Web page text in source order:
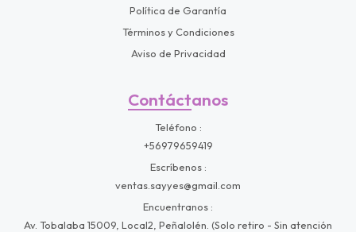
Política de Garantía
Términos y Condiciones
Aviso de Privacidad
Contáctanos
Teléfono
+56979659419
Escríbenos
ventas.sayyes@gmail.com
Encuentranos
Av. Tobalaba 15009, Local2, Peñalolén. (Solo retiro - Sin atención